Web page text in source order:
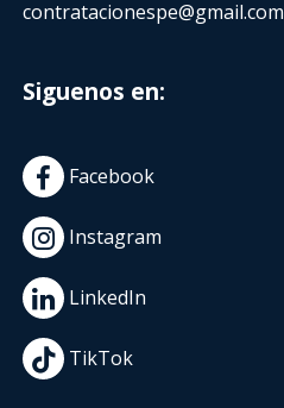
contratacionespe@gmail.com
Siguenos en:
Facebook
Instagram
LinkedIn
TikTok